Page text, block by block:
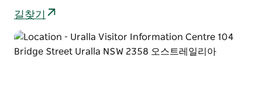
길찾기